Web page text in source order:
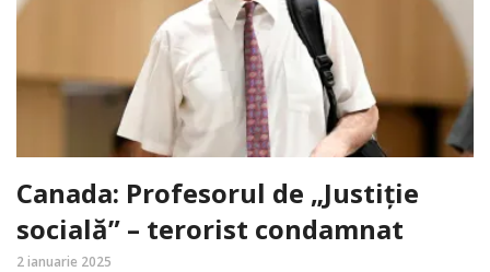
Canada: Profesorul de „Justiție
socială” – terorist condamnat
2 ianuarie 2025